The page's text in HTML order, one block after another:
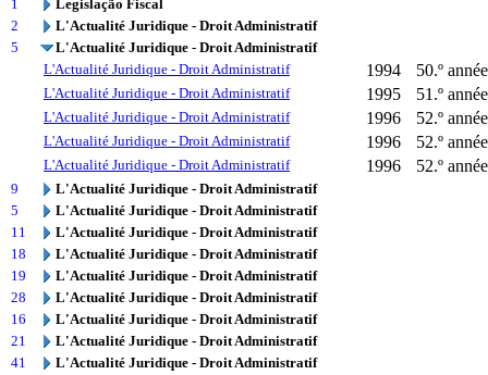
1
Legislação Fiscal
2
L'Actualité Juridique - Droit Administratif
5
L'Actualité Juridique - Droit Administratif
L'Actualité Juridique - Droit Administratif
1994 50.º
L'Actualité Juridique - Droit Administratif 1995 51.º
L'Actualité Juridique - Droit Administratif 1996 52.º
L'Actualité Juridique - Droit Administratif 1996 52.º
L'Actualité Juridique - Droit Administratif 1996 52.º
9
L'Actualité Juridique - Droit Administratif
5
L'Actualité Juridique - Droit Administratif
11
L'Actualité Juridique - Droit Administratif
18
L'Actualité Juridique - Droit Administratif
19
L'Actualité Juridique - Droit Administratif
28
L'Actualité Juridique - Droit Administratif
16
L'Actualité Juridique - Droit Administratif
21
L'Actualité Juridique - Droit Administratif
41
L'Actualité Juridique - Droit Administratif